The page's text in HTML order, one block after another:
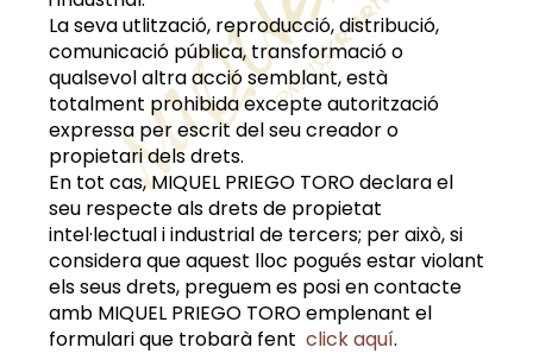
La seva utlització, reproducció, distribució,
comunicació pública, transformació o
qualsevol altra acció semblant, està
totalment prohibida excepte autorització
expressa per escrit del seu creador o
propietari dels drets.
En tot cas,MIQUEL PRIEGO TOROdeclara el
seu respecte als drets de propietat
intel·lectual i industrial de tercers; per això, si
considera que aquest lloc pogués estar violant
els seus drets, preguem es posi en contacte
amb MIQUEL PRIEGO TOROemplenant el
formulari que trobarà fent click aquí.